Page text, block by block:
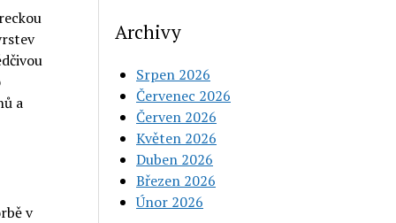
a
v
Archivy
Srpen 2026
Červenec 2026
Červen 2026
Květen 2026
Duben 2026
Březen 2026
Únor 2026